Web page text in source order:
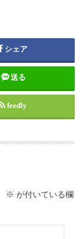
シェア
送る
feedly
※ が付いている欄